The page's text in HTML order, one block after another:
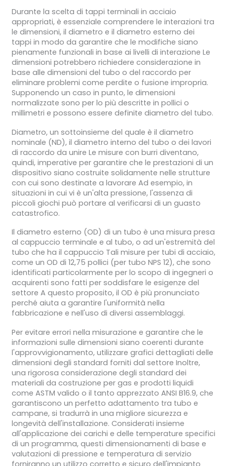
Durante la scelta di tappi terminali in acciaio
appropriati, è essenziale comprendere le interazioni tra
le dimensioni, il diametro e il diametro esterno dei
tappi in modo da garantire che le modifiche siano
pienamente funzionali in base ai livelli di interazione Le
dimensioni potrebbero richiedere considerazione in
base alle dimensioni del tubo o del raccordo per
eliminare problemi come perdite o fusione impropria.
Supponendo un caso in punto, le dimensioni
normalizzate sono per lo più descritte in pollici o
millimetri e possono essere definite diametro del tubo.
Diametro, un sottoinsieme del quale è il diametro
nominale (ND), il diametro interno del tubo o dei lavori
di raccordo da unire Le misure con burri diventano,
quindi, imperative per garantire che le prestazioni di un
dispositivo siano costruite solidamente nelle strutture
con cui sono destinate a lavorare Ad esempio, in
situazioni in cui vi è un'alta pressione, l'assenza di
piccoli giochi può portare al verificarsi di un guasto
catastrofico.
Il diametro esterno (OD) di un tubo è una misura presa
al cappuccio terminale e al tubo, o ad un'estremità del
tubo che ha il cappuccio Tali misure per tubi di acciaio,
come un OD di 12,75 pollici (per tubo NPS 12), che sono
identificati particolarmente per lo scopo di ingegneri o
acquirenti sono fatti per soddisfare le esigenze del
settore A questo proposito, il OD è più pronunciato
perché aiuta a garantire l'uniformità nella
fabbricazione e nell'uso di diversi assemblaggi.
Per evitare errori nella misurazione e garantire che le
informazioni sulle dimensioni siano coerenti durante
l'approvvigionamento, utilizzare grafici dettagliati delle
dimensioni degli standard forniti dal settore Inoltre,
una rigorosa considerazione degli standard dei
materiali da costruzione per gas e prodotti liquidi
come ASTM valido o il tanto apprezzato ANSI B16.9, che
garantiscono un perfetto adattamento tra tubo e
campane, si tradurrà in una migliore sicurezza e
longevità dell'installazione. Considerati insieme
all'applicazione dei carichi e delle temperature specifici
di un programma, questi dimensionamenti di base e
valutazioni di pressione e temperatura di servizio
forniranno un utilizzo corretto e sicuro dell'impianto